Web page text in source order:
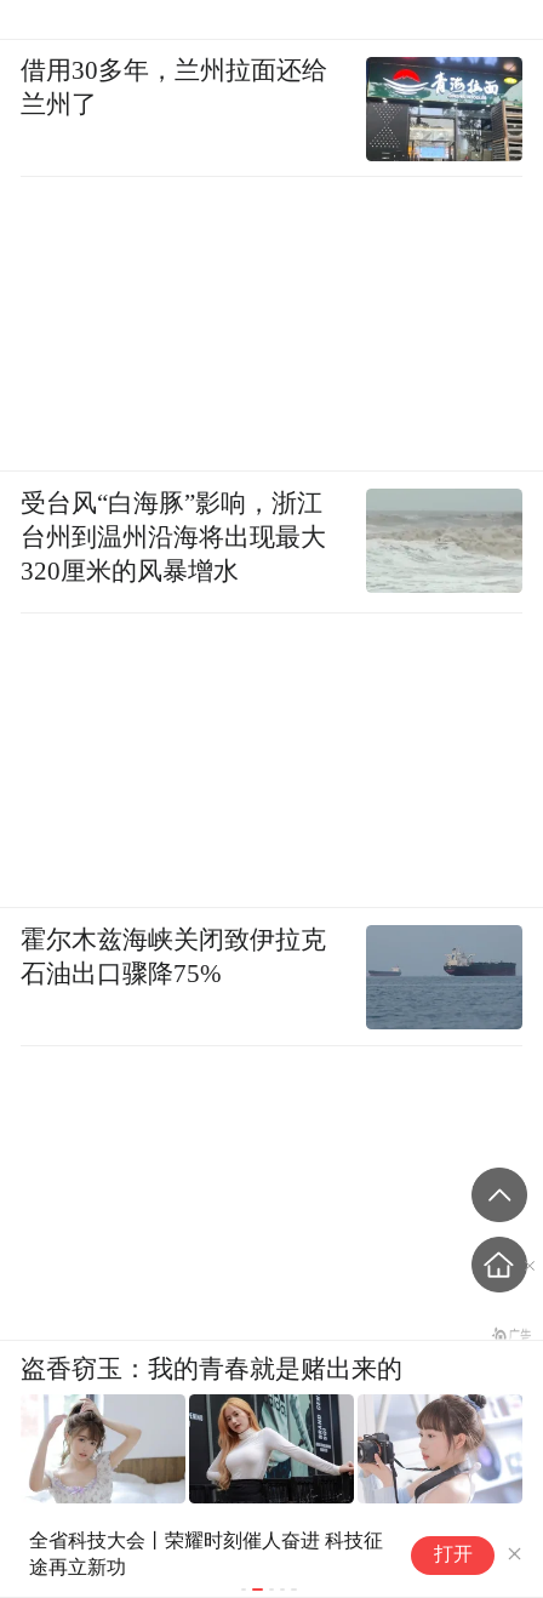
全省科技大会丨荣耀时刻催人奋进 科技征
途再立新功
“
打开
借用30多年，兰州拉面还给
兰州了
受台风“白海豚”影响，浙江
台州到温州沿海将出现最大
320厘米的风暴增水
霍尔木兹海峡关闭致伊拉克
石油出口骤降75%
盗香窃玉：我的青春就是赌出来的